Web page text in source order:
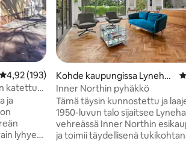
Keskimääräinen arvio 4,92/5, 193 arvostelua
4,92 (193)
katettu
ja
lyhyen
Kohde kaupungissa Lyneha
m
Inner Northin pyhäkkö
Tämä täysin kunnostettu ja
1950-luvun talo sijaitsee
vehreässä Inner Northin
ja toimii täydellisenä